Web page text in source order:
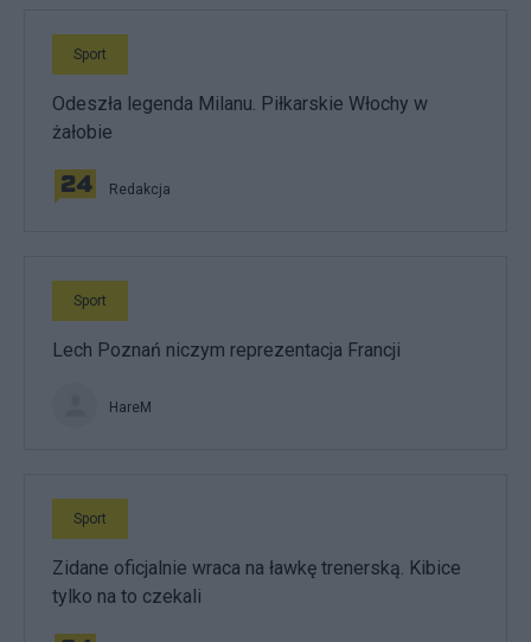
Sport
Odeszła legenda Milanu. Piłkarskie Włochy w
żałobie
Redakcja
Sport
Lech Poznań niczym reprezentacja Francji
HareM
Sport
Zidane oficjalnie wraca na ławkę trenerską. Kibice
tylko na to czekali